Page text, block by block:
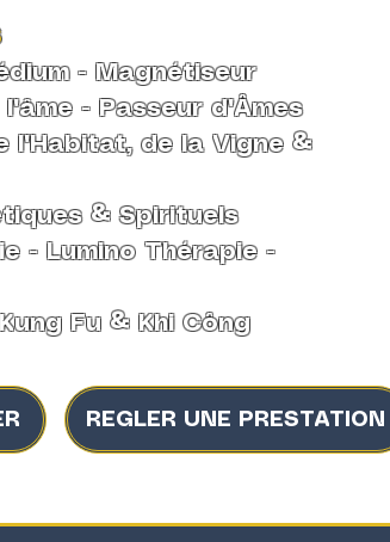
- Magnétiseur
- Passeur d'Âmes
l'Habitat, de la Vigne &
& Spirituels
- Lumino Thérapie -
Fu & Khi Công
REGLER UNE PRESTATION